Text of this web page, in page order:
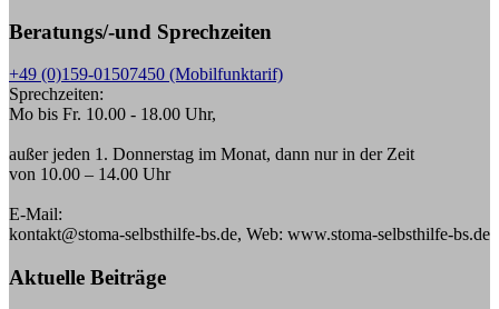
Beratungs/-und Sprechzeiten
+49 (0)159-01507450 (Mobilfunktarif)
Sprechzeiten:
Mo bis Fr. 10.00 - 18.00 Uhr,
außer jeden 1. Donnerstag im Monat, dann nur in der Zeit
von 10.00 – 14.00 Uhr
E-Mail:
kontakt@stoma-selbsthilfe-bs.de, Web: www.stoma-selbsthilfe-bs.de
Aktuelle Beiträge